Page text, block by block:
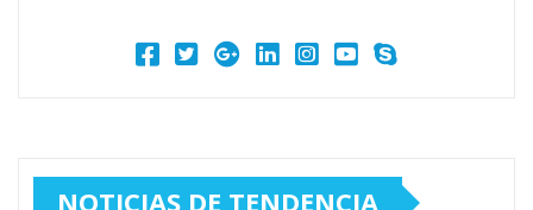
NOTICIAS DE TENDENCIA